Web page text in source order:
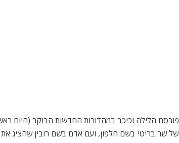
הלילה וכיכב במהדורות החדשות הבוקר (היום
שר בריטי בשם חלפון, ועם אדם בשם רובין שהציג